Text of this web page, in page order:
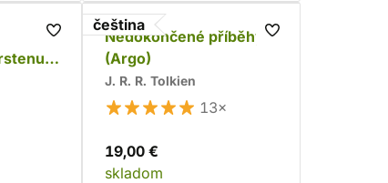
čeština
Nedokončené příběhy
(Argo)
J. R. R. Tolkien
13×
19,00 €
skladom